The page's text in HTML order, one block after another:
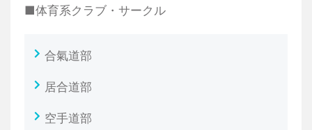
■体育系クラブ・サークル
合氣道部
居合道部
空手道部